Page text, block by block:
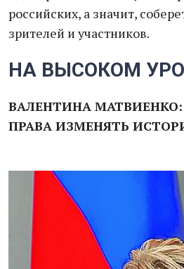
российских, а значит,
зрителей и участников.
НА ВЫСОКОМ
ВАЛЕНТИНА
ПРАВА ИЗМЕНЯТЬ